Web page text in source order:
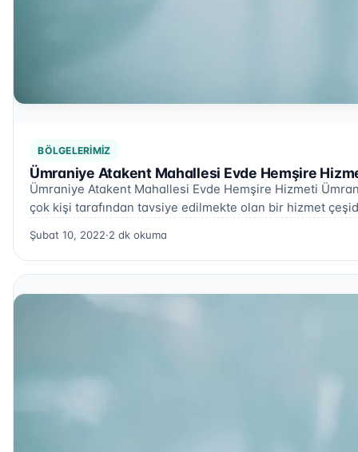
BÖLGELERIMIZ
Ümraniye Atakent Mahallesi Evde Hemşire
Ümraniye Atakent Mahallesi Evde Hemşire Hizmeti
çok kişi tarafından tavsiye edilmekte olan bir hizmet
Şubat 10, 2022·2 dk okuma